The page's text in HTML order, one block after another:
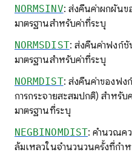
NORMSINV: ส่งคืนค่าผกผันข
มาตรฐานสำหรับค่าที่ระบุ
NORMSDIST: ส่งคืนค่าฟังก์ชั
มาตรฐานสำหรับค่าที่ระบุ
NORMDIST: ส่งคืนค่าของฟัง
การกระจายสะสมปกติ) สำหรับ
มาตรฐานที่ระบุ
NEGBINOMDIST: คำนวณคว
ล้มเหลวในจำนวนวนครั้งที่กำ